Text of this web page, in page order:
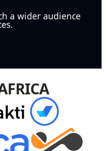
a wider audience